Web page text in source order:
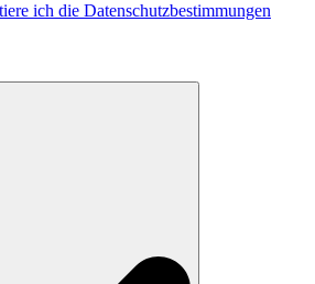
ich die Datenschutzbestimmungen